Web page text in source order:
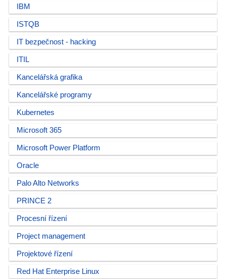
IBM
ISTQB
IT bezpečnost - hacking
ITIL
Kancelářská grafika
Kancelářské programy
Kubernetes
Microsoft 365
Microsoft Power Platform
Oracle
Palo Alto Networks
PRINCE 2
Procesní řízení
Project management
Projektové řízení
Red Hat Enterprise Linux